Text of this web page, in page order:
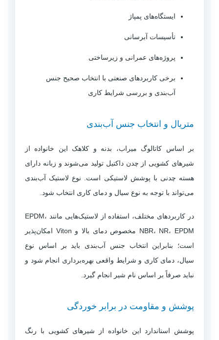
ایستگاه‌های پمپاژ
تأسیسات آبرسانی
پروژه‌های عمرانی و زیرساختی
برخی کاربردهای صنعتی با انتخاب صحیح جنس
آب‌بندی و بررسی شرایط کاری
متریال و انتخاب جنس آب‌بندی
بر اساس کاتالوگ میراب، بدنه و کلاهک این خانواده از
شیرهای کشویی از چدن داکتیل تولید می‌شوند و زبانه دارای
هسته چدنی با پوشش لاستیکی است. نوع لاستیک آب‌بندی
می‌تواند با توجه به نوع سیال و دمای کاری انتخاب شود.
در کاربردهای مختلف، استفاده از لاستیک‌هایی مانند EPDM،
NBR، NR، EPDM مخصوص دمای بالا و Viton امکان‌پذیر
است؛ بنابراین انتخاب جنس آب‌بندی باید بر اساس نوع
سیال، دمای کاری و شرایط واقعی بهره‌برداری انجام شود و
نباید صرفاً بر اساس نام شیر انجام گیرد.
پوشش و مقاومت در برابر خوردگی
پوشش استاندارد این خانواده از شیرهای کشویی با رنگ